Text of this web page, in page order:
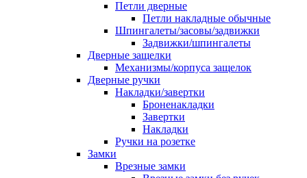
Петли дверные
Петли накладные обычные
Шпингалеты/засовы/задвижки
Задвижки/шпингалеты
Дверные защелки
Механизмы/корпуса защелок
Дверные ручки
Накладки/завертки
Броненакладки
Завертки
Накладки
Ручки на розетке
Замки
Врезные замки